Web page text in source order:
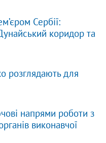
Сербії:
коридор та
розглядають для
напрями роботи з
виконавчої